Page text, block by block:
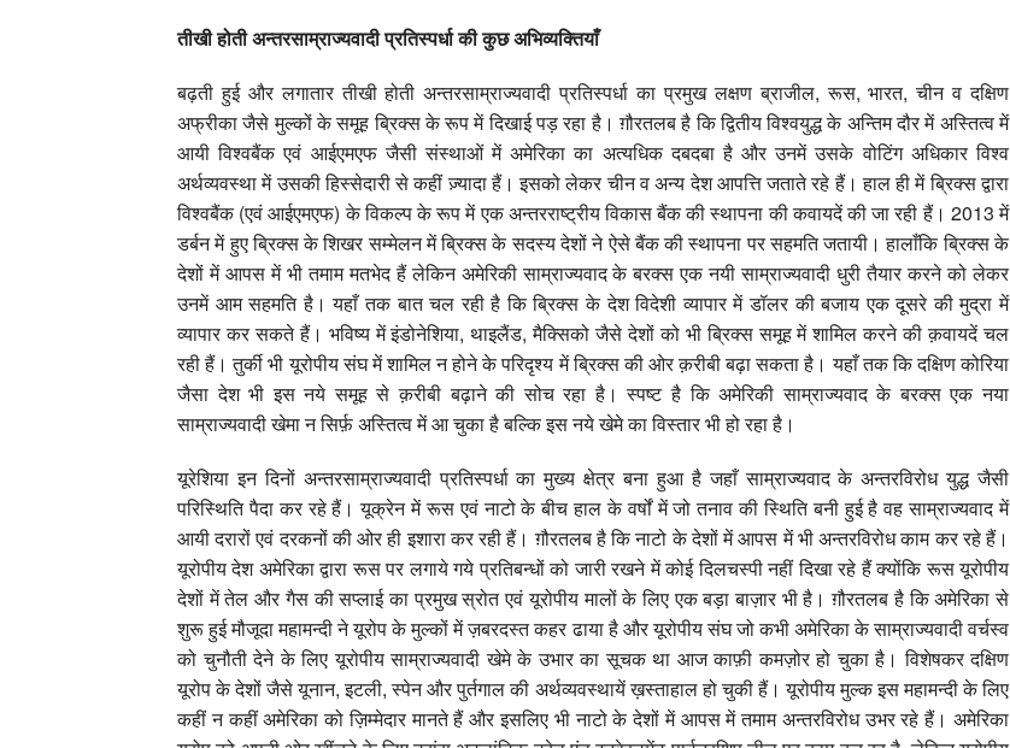
तीखी होती अन्तरसाम्राज्यवादी प्रतिस्पर्धा की कुछ अभिव्यक्तियाँ
बढ़ती हुई और लगातार तीखी होती अन्तरसाम्राज्यवादी प्रतिस्पर्धा का प्रमुख लक्षण ब्राजील, रूस, भारत, चीन व दक्षिण
अफ्रीका जैसे मुल्कों के समूह ब्रिक्स के रूप में दिखाई पड़ रहा है। ग़ौरतलब है कि द्वितीय विश्वयुद्ध के अन्तिम दौर में अस्तित्व में
आयी विश्वबैंक एवं आईएमएफ जैसी संस्थाओं में अमेरिका का अत्यधिक दबदबा है और उनमें उसके वोटिंग अधिकार विश्व
अर्थव्यवस्था में उसकी हिस्सेदारी से कहीं ज़्यादा हैं। इसको लेकर चीन व अन्य देश आपत्ति जताते रहे हैं। हाल ही में ब्रिक्स द्वारा
विश्वबैंक (एवं आईएमएफ) के विकल्प के रूप में एक अन्तरराष्ट्रीय विकास बैंक की स्थापना की कवायदें की जा रही हैं। 2013 में
डर्बन में हुए ब्रिक्स के शिखर सम्मेलन में ब्रिक्स के सदस्य देशों ने ऐसे बैंक की स्थापना पर सहमति जतायी। हालाँकि ब्रिक्स के
देशों में आपस में भी तमाम मतभेद हैं लेकिन अमेरिकी साम्राज्यवाद के बरक्स एक नयी साम्राज्यवादी धुरी तैयार करने को लेकर
उनमें आम सहमति है। यहाँ तक बात चल रही है कि ब्रिक्स के देश विदेशी व्यापार में डॉलर की बजाय एक दूसरे की मुद्रा में
व्यापार कर सकते हैं। भविष्य में इंडोनेशिया, थाइलैंड, मैक्सिको जैसे देशों को भी ब्रिक्स समूह में शामिल करने की क़वायदें चल
रही हैं। तुर्की भी यूरोपीय संघ में शामिल न होने के परिदृश्य में ब्रिक्स की ओर क़रीबी बढ़ा सकता है। यहाँ तक कि दक्षिण कोरिया
जैसा देश भी इस नये समूह से क़रीबी बढ़ाने की सोच रहा है। स्पष्ट है कि अमेरिकी साम्राज्यवाद के बरक्स एक नया
साम्राज्यवादी खेमा न सिर्फ़ अस्तित्व में आ चुका है बल्कि इस नये खेमे का विस्तार भी हो रहा है।
यूरेशिया इन दिनों अन्तरसाम्राज्यवादी प्रतिस्पर्धा का मुख्य क्षेत्र बना हुआ है जहाँ साम्राज्यवाद के अन्तरविरोध युद्ध जैसी
परिस्थिति पैदा कर रहे हैं। यूक्रेन में रूस एवं नाटो के बीच हाल के वर्षों में जो तनाव की स्थिति बनी हुई है वह साम्राज्यवाद में
आयी दरारों एवं दरकनों की ओर ही इशारा कर रही हैं। ग़ौरतलब है कि नाटो के देशों में आपस में भी अन्तरविरोध काम कर रहे हैं।
यूरोपीय देश अमेरिका द्वारा रूस पर लगाये गये प्रतिबन्धों को जारी रखने में कोई दिलचस्पी नहीं दिखा रहे हैं क्योंकि रूस यूरोपीय
देशों में तेल और गैस की सप्लाई का प्रमुख स्रोत एवं यूरोपीय मालों के लिए एक बड़ा बाज़ार भी है। ग़ौरतलब है कि अमेरिका से
शुरू हुई मौजूदा महामन्दी ने यूरोप के मुल्कों में ज़बरदस्त कहर ढाया है और यूरोपीय संघ जो कभी अमेरिका के साम्राज्यवादी वर्चस्व
को चुनौती देने के लिए यूरोपीय साम्राज्यवादी खेमे के उभार का सूचक था आज काफ़ी कमज़ोर हो चुका है। विशेषकर दक्षिण
यूरोप के देशों जैसे यूनान, इटली, स्पेन और पुर्तगाल की अर्थव्यवस्थायें ख़स्ताहाल हो चुकी हैं। यूरोपीय मुल्क इस महामन्दी के लिए
कहीं न कहीं अमेरिका को ज़िम्मेदार मानते हैं और इसलिए भी नाटो के देशों में आपस में तमाम अन्तरविरोध उभर रहे हैं। अमेरिका